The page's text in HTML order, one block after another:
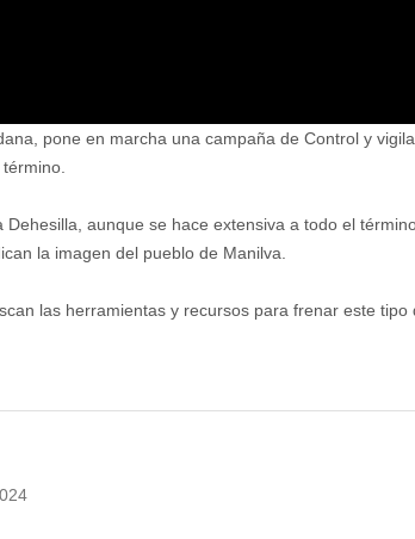
pone en marcha una campaña de Control y
aunque se hace extensiva a todo el
la imagen del pueblo de Manilva.
las herramientas y recursos para frenar este